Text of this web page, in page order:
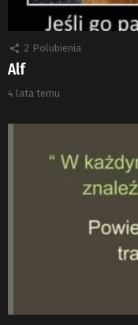
2 Polubienia
Alf
4 lata temu